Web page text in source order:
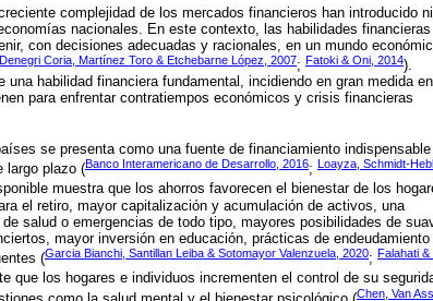
complejidad de los mercados financieros han introducido
nacionales. En este contexto, las habilidades financieras
con decisiones adecuadas y racionales, en un mundo
Denegri Coria, Martínez Toro & Etchebarne López, 2007; Fatoki & Oni, 2014).
habilidad financiera fundamental, incidiendo en gran medida
para enfrentar contratiempos económicos y crisis financieras
se presenta como una fuente de financiamiento
largo plazo (Banco Interamericano de Desarrollo, 2016; Loayza, Schmidt-
muestra que los ahorros favorecen el bienestar de los
el retiro, mayor capitalización y acumulación de activos, una
salud o emergencias de todo tipo, mayores posibilidades de
mayor inversión en educación, prácticas de endeudamiento
(Garcia Bianchi, Santillan Leiba & Sotomayor Valenzuela, 2020; Falahati &
que los hogares e individuos incrementen el control de su
Chen, Van